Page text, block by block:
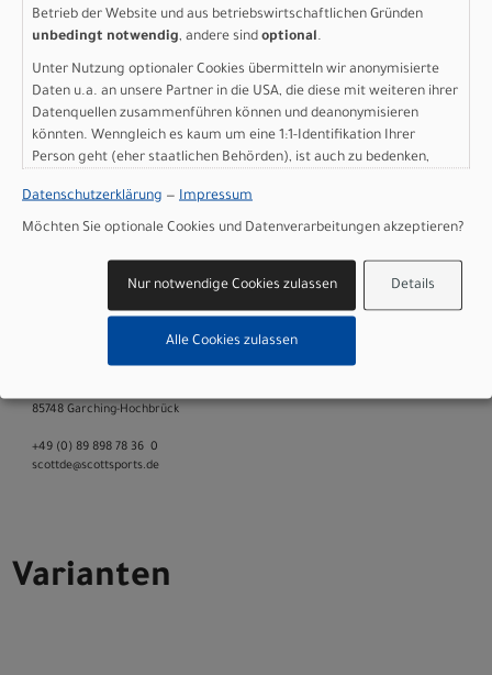
Sattelstütze: Syncros dropper post SP-M302-AL2, 31.6mm
25kmh - INT: 20mph - US: 28mph
Batterie: TQ Internal 360Wh + 160Wh Range Extender
included
Batteriekapazität: 520 Wh
Ladegerät: TQ 4A 100-240V
Display: TQ HPR, Bluetooth, ANT+, Dedicated Smartphone
app
Empfehlung Mindestgröße: 155 cm
Empfehlung Maximalgröße: 173 cm
Zulässiges Gesamtgewicht: 130 kg
85748 Garching-­Hochbrück
+49 (0) 89 898 78 36 ­ 0
scott­de@scott­sports.de
Varianten
Betrieb der Website und aus betriebswirtschaftlichen Gründen
unbedingt notwendig, andere sind optional.
Unter Nutzung optionaler Cookies übermitteln wir anonymisierte
Daten u.a. an unsere Partner in die USA, die diese mit weiteren ihrer
Datenquellen zusammenführen können und deanonymisieren
könnten. Wenngleich es kaum um eine 1:1-Identifikation Ihrer
Person geht (eher staatlichen Behörden), ist auch zu bedenken,
sind wie bei uns in der Europäischen Union.
Datenschutzerklärung — Impressum
Möchten Sie optionale Cookies und Datenverarbeitungen akzeptieren?
Details
Nur notwendige Cookies zulassen
Alle Cookies zulassen